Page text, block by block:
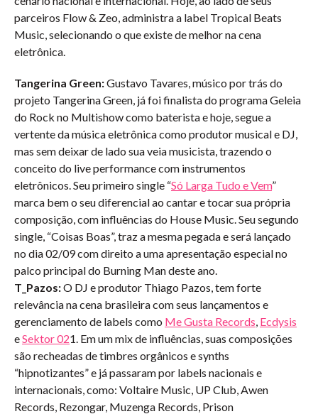
parceiros Flow & Zeo, administra a label Tropical Beats
Music, selecionando o que existe de melhor na cena
eletrônica.
Tangerina Green:Gustavo Tavares, músico por trás do
projeto Tangerina Green, já foi finalista do programa Geleia
do Rock no Multishow como baterista e hoje, segue a
vertente da música eletrônica como produtor musical e DJ,
mas sem deixar de lado sua veia musicista, trazendo o
conceito do live performance com instrumentos
eletrônicos. Seu primeiro single “Só Larga Tudo e Vem”
marca bem o seu diferencial ao cantar e tocar sua própria
composição, com influências do House Music. Seu segundo
single, “Coisas Boas”, traz a mesma pegada e será lançado
no dia 02/09 com direito a uma apresentação especial no
palco principal do Burning Man deste ano.
T_Pazos:O DJ e produtor Thiago Pazos, tem forte
relevância na cena brasileira com seus lançamentos e
gerenciamento de labels como Me Gusta Records, Ecdysis
eSektor 021. Em um mix de influências, suas composições
são recheadas de timbres orgânicos e synths
“hipnotizantes” e já passaram por labels nacionais e
internacionais, como: Voltaire Music, UP Club, Awen
Records, Rezongar, Muzenga Records, Prison